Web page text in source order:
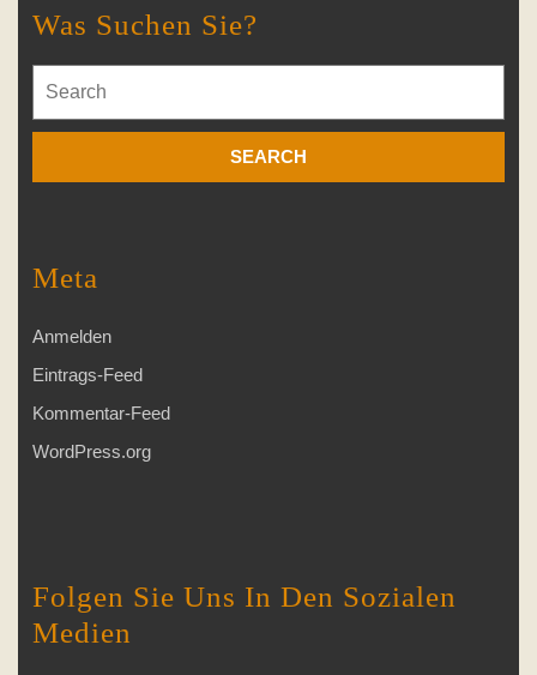
Was Suchen Sie?
for:
Meta
Anmelden
Eintrags-Feed
Kommentar-Feed
WordPress.org
Folgen Sie Uns In Den Sozialen
Medien